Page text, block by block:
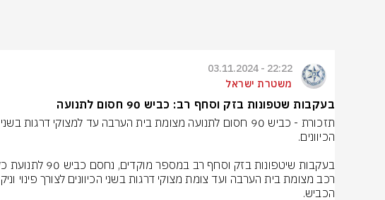
22:22 - 03.11.2024
משטרת ישראל
בעקבות שטפונות בזק וסחף רב: כביש 90 חסום לתנועה